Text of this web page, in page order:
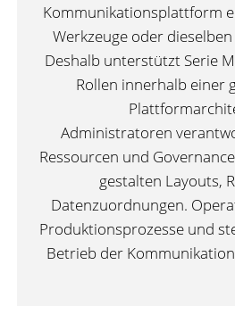
Kommunikationsplattform
Werkzeuge oder
Deshalb unterstützt Serie
Rollen innerhalb einer
Administratoren
Ressourcen und
gestalten Layouts,
Datenzuordnungen.
Produktionsprozesse und
Betrieb der